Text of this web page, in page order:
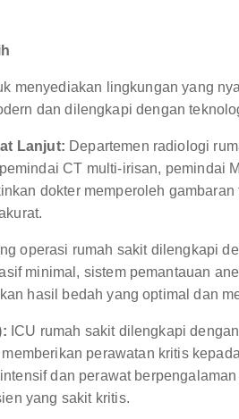
menyediakan lingkungan yang
dan dilengkapi dengan
Lanjut: Departemen radiologi
CT multi-irisan, pemindai
dokter memperoleh
operasi rumah sakit dilengkapi
minimal, sistem pemantauan
hasil bedah yang optimal dan
ICU rumah sakit dilengkapi
perawatan kritis
dan perawat
yang sakit kritis.